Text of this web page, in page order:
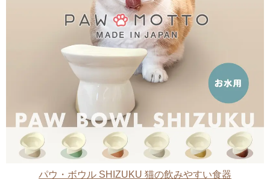
パウ・ボウル SHIZUKU 猫の飲みやすい食器